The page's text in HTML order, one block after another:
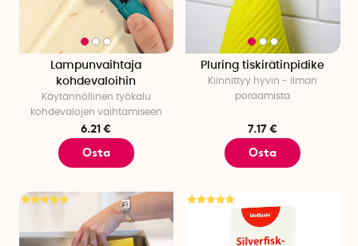
Lampunvaihtaja
kohdevaloihin
Käytännöllinen työkalu
kohdevalojen vaihtamiseen
6.21 €
Osta
Pluring tiskirätinpidike
Kiinnittyy hyvin - ilman
poraamista
7.17 €
Osta